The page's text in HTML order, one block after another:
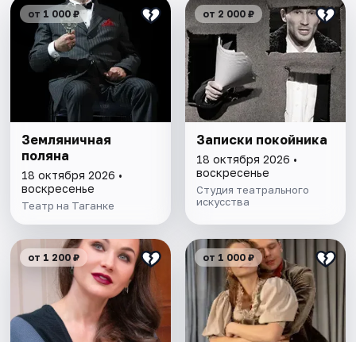
от 1 000 ₽
Земляничная
поляна
18 октября 2026 •
воскресенье
Театр на Таганке
от 2 000 ₽
Записки покойника
18 октября 2026 •
воскресенье
Студия театрального
искусства
от 1 200 ₽ от 1 000 ₽